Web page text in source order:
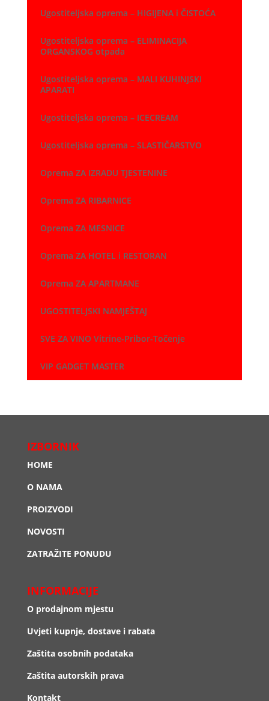
Ugostiteljska oprema – HIGIJENA i ČISTOĆA
Ugostiteljska oprema – ELIMINACIJA
ORGANSKOG otpada
Ugostiteljska oprema – MALI KUHINJSKI
APARATI
Ugostiteljska oprema – ICECREAM
Ugostiteljska oprema – SLASTIČARSTVO
Oprema ZA IZRADU TJESTENINE
Oprema ZA RIBARNICE
Oprema ZA MESNICE
Oprema ZA HOTEL i RESTORAN
Oprema ZA APARTMANE
UGOSTITELJSKI NAMJEŠTAJ
SVE ZA VINO Vitrine-Pribor-Točenje
VIP GADGET MASTER
IZBORNIK
HOME
O NAMA
PROIZVODI
NOVOSTI
ZATRAŽITE PONUDU
INFORMACIJE
O prodajnom mjestu
Uvjeti kupnje, dostave i rabata
Zaštita osobnih podataka
Zaštita autorskih prava
Kontakt